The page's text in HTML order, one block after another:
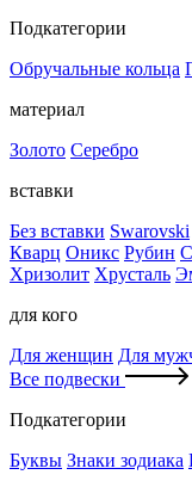
Подкатегории
Обручальные кольца
материал
Золото Серебро
вставки
Без вставки Swarovski
Кварц Оникс Рубин
Хризолит Хрусталь
для кого
Для женщин Для
Все подвески
Подкатегории
Буквы Знаки зодиака